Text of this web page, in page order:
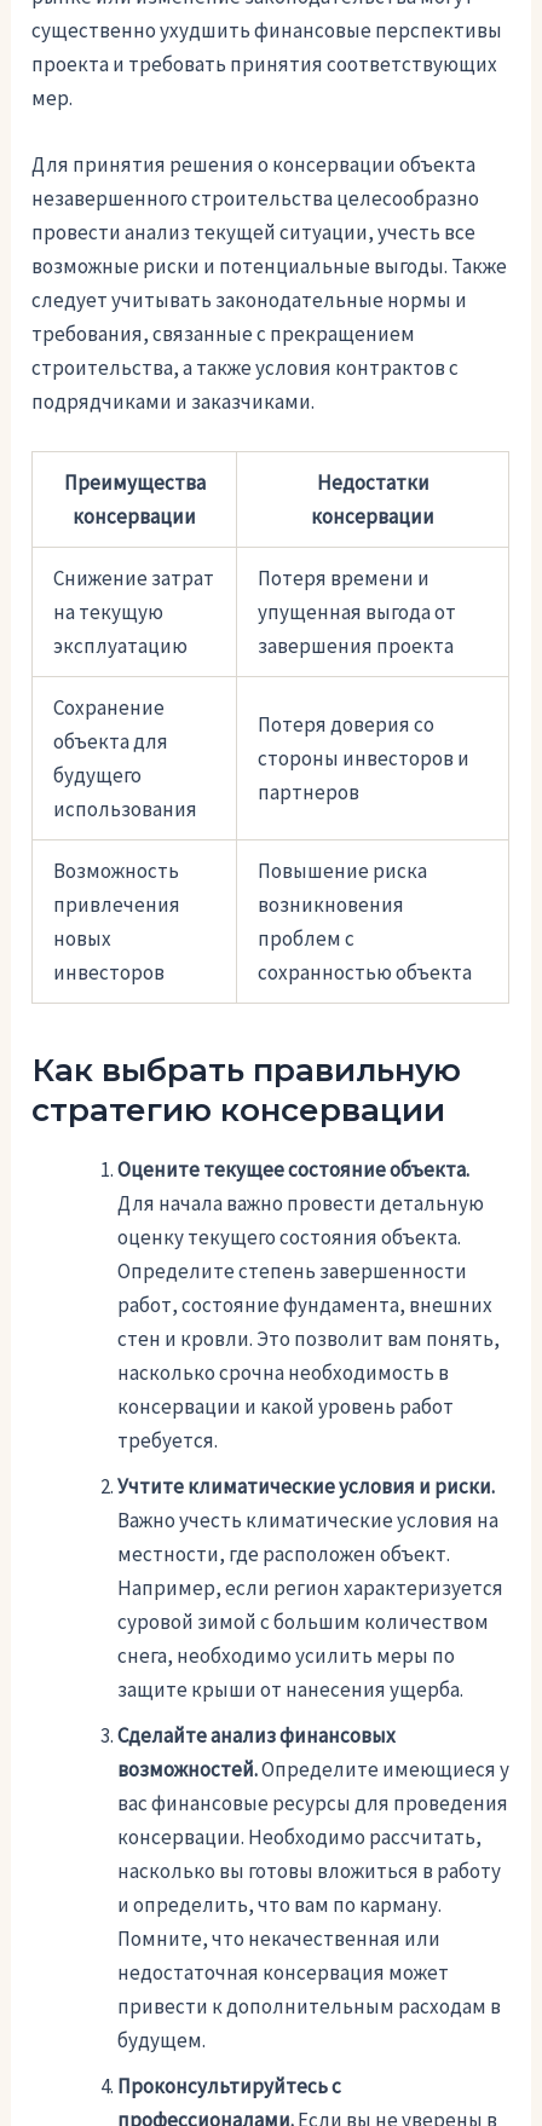
существенно ухудшить финансовые перспективы
проекта и требовать принятия соответствующих
мер.
Для принятия решения о консервации объекта
незавершенного строительства целесообразно
провести анализ текущей ситуации, учесть все
возможные риски и потенциальные выгоды. Также
следует учитывать законодательные нормы и
требования, связанные с прекращением
строительства, а также условия контрактов с
подрядчиками и заказчиками.
Преимущества
консервации
Недостатки
консервации
Снижение затрат
на текущую
эксплуатацию
Потеря времени и
упущенная выгода от
завершения проекта
Сохранение
объекта для
будущего
использования
Потеря доверия со
стороны инвесторов и
партнеров
Возможность
привлечения
новых
инвесторов
Повышение риска
возникновения
проблем с
сохранностью объекта
Как выбрать правильную
стратегию консервации
Оцените текущее состояние объекта.
Для начала важно провести детальную
оценку текущего состояния объекта.
Определите степень завершенности
работ, состояние фундамента, внешних
стен и кровли. Это позволит вам понять,
насколько срочна необходимость в
консервации и какой уровень работ
требуется.
Учтите климатические условия и риски.
Важно учесть климатические условия на
местности, где расположен объект.
Например, если регион характеризуется
суровой зимой с большим количеством
снега, необходимо усилить меры по
защите крыши от нанесения ущерба.
Сделайте анализ финансовых
возможностей.Определите имеющиеся у
вас финансовые ресурсы для проведения
консервации. Необходимо рассчитать,
насколько вы готовы вложиться в работу
и определить, что вам по карману.
Помните, что некачественная или
недостаточная консервация может
привести к дополнительным расходам в
будущем.
Проконсультируйтесь с
профессионалами.Если вы не уверены в